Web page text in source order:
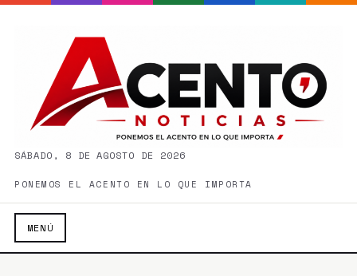
SÁBADO, 8 DE AGOSTO DE 2026
PONEMOS EL ACENTO EN LO QUE IMPORTA
MENÚ